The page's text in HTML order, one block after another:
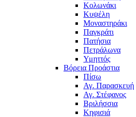
Κολωνάκι
Κυψέλη
Μοναστηράκι
Παγκράτι
Πατήσια
Πετράλωνα
Υμηττός
Βόρεια Προάστια
Πίσω
Αγ. Παρασκευή
Αγ. Στέφανος
Βριλήσσια
Κηφισιά